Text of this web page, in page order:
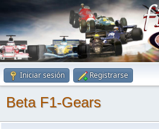
Iniciar sesión Registrarse
Beta F1-Gears